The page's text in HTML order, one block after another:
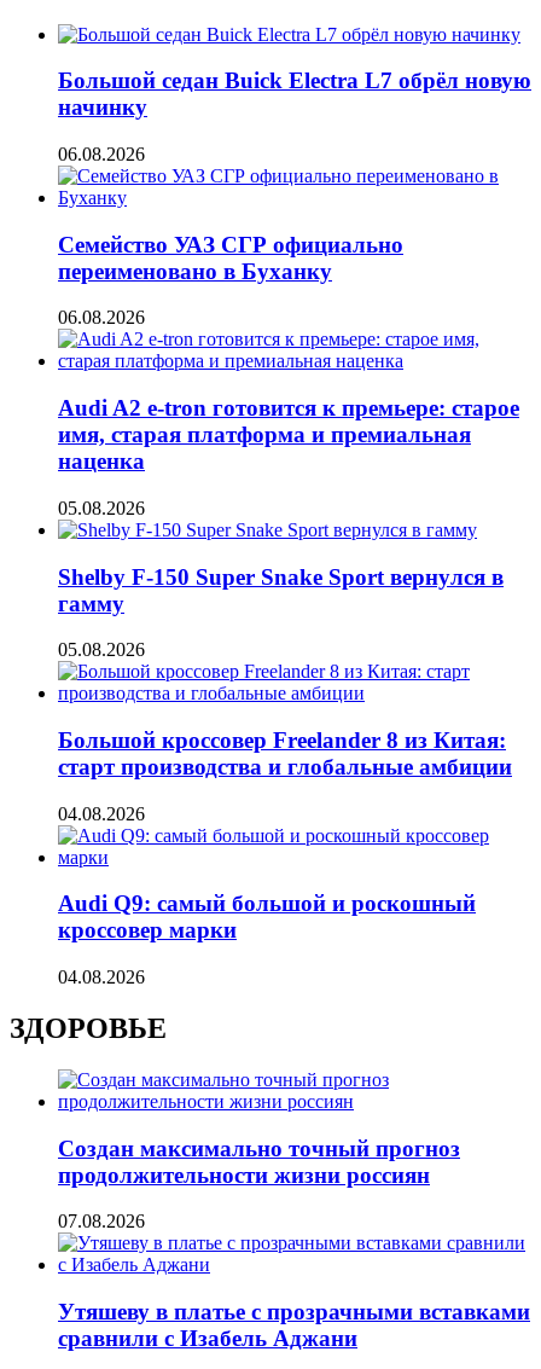
Большой седан Buick Electra L7 обрёл новую
начинку
06.08.2026
Семейство УАЗ СГР официально
переименовано в Буханку
06.08.2026
Audi A2 e-tron готовится к премьере: старое
имя, старая платформа и премиальная
наценка
05.08.2026
Shelby F-150 Super Snake Sport вернулся в
гамму
05.08.2026
Большой кроссовер Freelander 8 из Китая:
старт производства и глобальные амбиции
04.08.2026
Audi Q9: самый большой и роскошный
кроссовер марки
04.08.2026
ЗДОРОВЬЕ
Создан максимально точный прогноз
продолжительности жизни россиян
07.08.2026
Утяшеву в платье с прозрачными вставками
сравнили с Изабель Аджани